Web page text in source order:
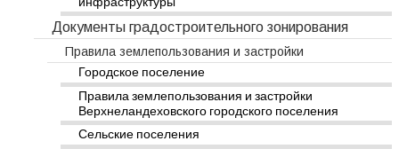
Документы градостроительного зонирования
Правила землепользования и застройки
Городское поселение
Правила землепользования и застройки
Верхнеландеховского городского поселения
Сельские поселения